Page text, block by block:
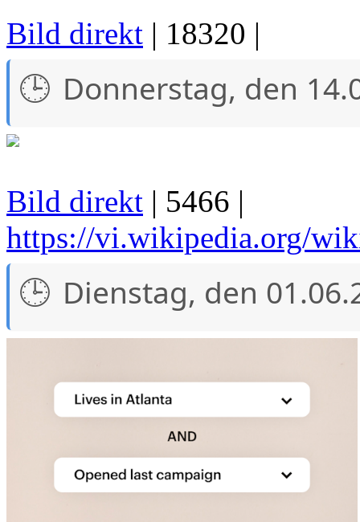
Bild direkt | 18320 |
Donnerstag, den
Bild direkt | 5466 |
https://vi.wikipedia.org/
Dienstag, den